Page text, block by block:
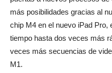
más posibilidades gracias al
chip M4 en el nuevo iPad Pro,
tiempo hasta dos veces más
veces más secuencias de
M1.